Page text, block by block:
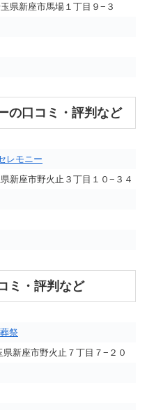
県新座市馬場１丁目９−３
の口コミ・評判など
レモニー
新座市野火止３丁目１０−３４
ミ・評判など
祭
県新座市野火止７丁目７−２０